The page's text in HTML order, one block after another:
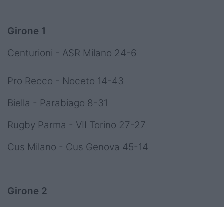
Girone 1
Centurioni - ASR Milano 24-6
Pro Recco - Noceto 14-43
Biella - Parabiago 8-31
Rugby Parma - VII Torino 27-27
Cus Milano - Cus Genova 45-14
Girone 2